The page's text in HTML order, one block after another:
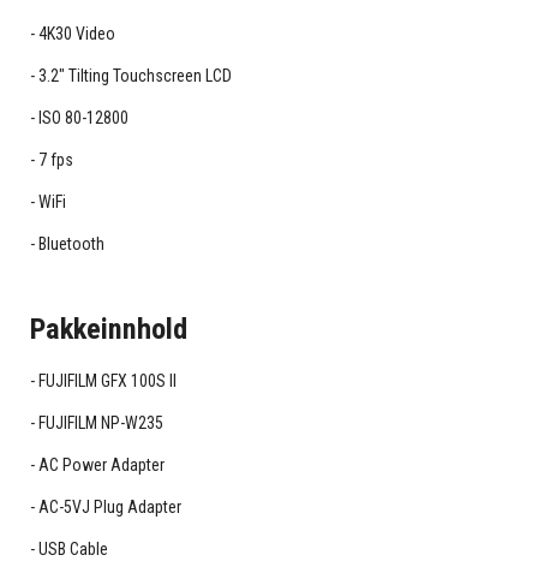
4K30 Video
3.2" Tilting Touchscreen LCD
ISO 80-12800
7 fps
WiFi
Bluetooth
Pakkeinnhold
FUJIFILM GFX 100S II
FUJIFILM NP-W235
AC Power Adapter
AC-5VJ Plug Adapter
USB Cable